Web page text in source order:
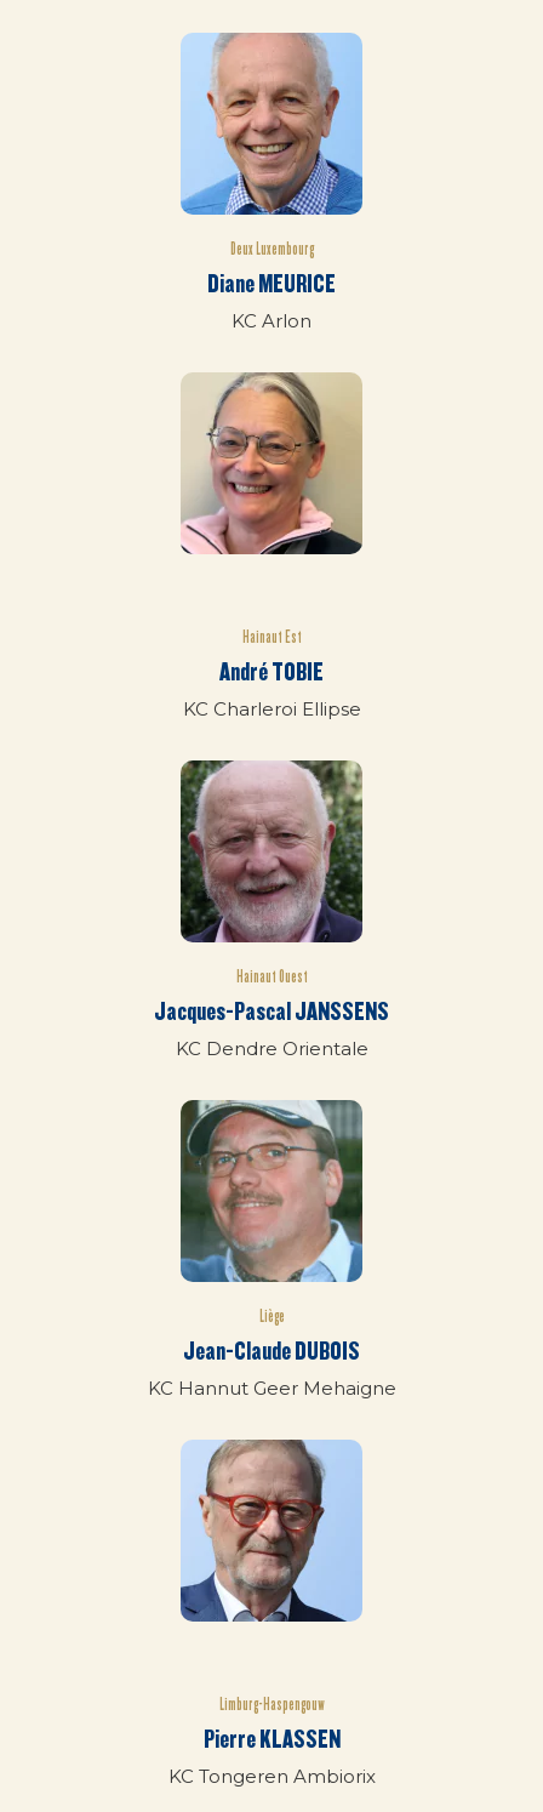
Deux Luxembourg
Diane MEURICE
KC Arlon
Hainaut Est
André TOBIE
KC Charleroi Ellipse
Hainaut Ouest
Jacques-Pascal JANSSENS
KC Dendre Orientale
Liège
Jean-Claude DUBOIS
KC Hannut Geer Mehaigne
Limburg-Haspengouw
Pierre KLASSEN
KC Tongeren Ambiorix